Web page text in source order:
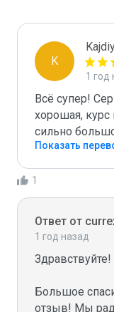
K
1 год
Всё супер!
хорошая,
сильно
Показать
1
Ответ от
1 год назад
Здравствуйте!
Большое
отзыв! Мы